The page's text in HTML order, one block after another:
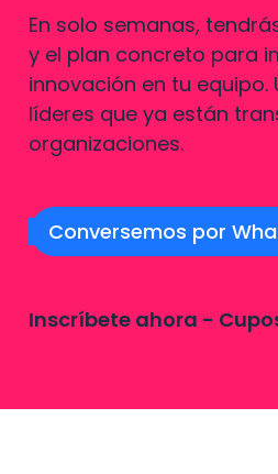
En solo semanas,
y el plan concreto para
innovación en tu equipo.
líderes que ya están
organizaciones.
Conversemos por
Inscríbete ahora -